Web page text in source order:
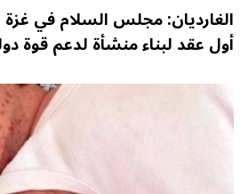
الغارديان: مجلس السلام في
أول عقد لبناء منشأة لدعم قوة